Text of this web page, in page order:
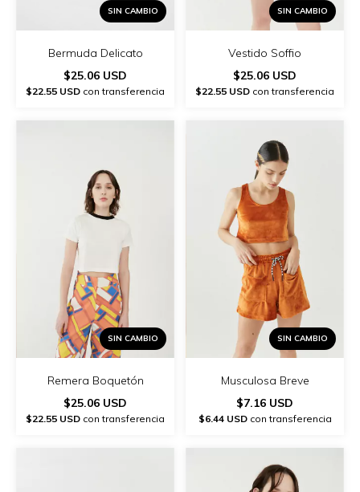
SIN CAMBIO
Bermuda Delicato
$25.06 USD
$22.55 USD con transferencia
SIN CAMBIO
Vestido Soffio
$25.06 USD
$22.55 USD con transferencia
SIN CAMBIO
Remera Boquetón
$25.06 USD
$22.55 USD con transferencia
SIN CAMBIO
Musculosa Breve
$7.16 USD
$6.44 USDcon transferencia